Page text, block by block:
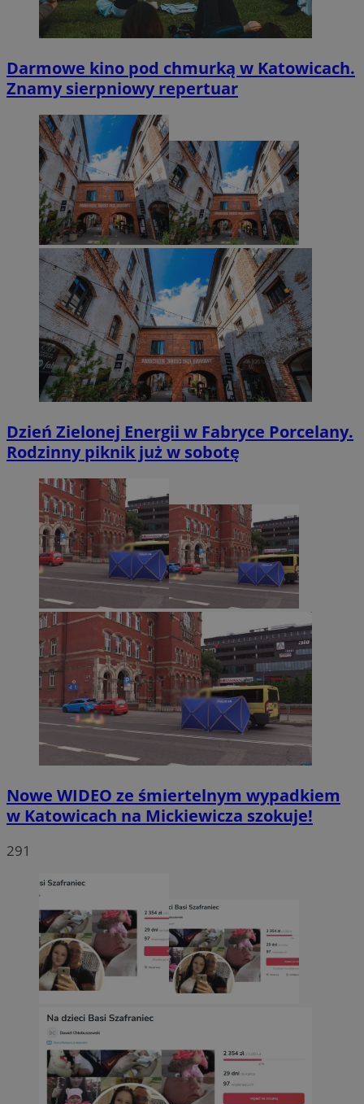
Darmowe kino pod chmurką w Katowicach.
Znamy sierpniowy repertuar
Dzień Zielonej Energii w Fabryce Porcelany.
Rodzinny piknik już w sobotę
Nowe WIDEO ze śmiertelnym wypadkiem
w Katowicach na Mickiewicza szokuje!
291